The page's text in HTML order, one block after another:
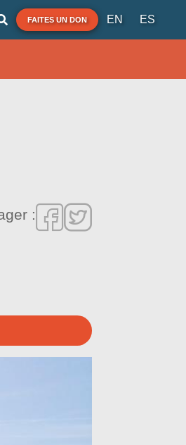
FAITES UN DON EN ES
: